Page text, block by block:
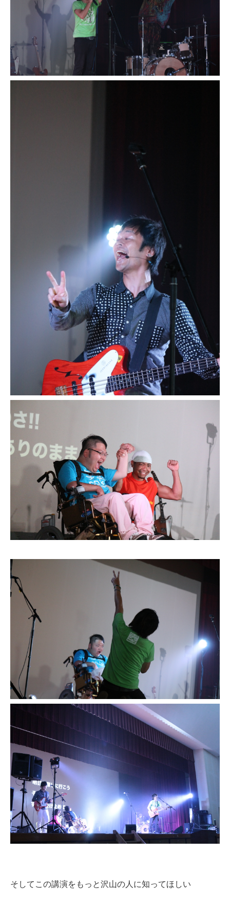
そしてこの講演をもっと沢山の人に知ってほしい